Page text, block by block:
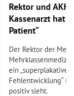
Rektor und
Kassenarzt hat
Patient“
Der Rektor der
ein
Fehlentwicklung“
positiv sieht.